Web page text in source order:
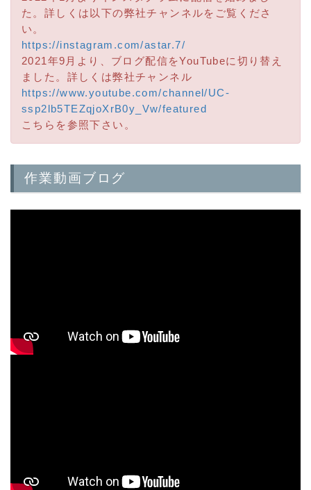
た。詳しくは以下の弊社チャンネルをご覧くださ
い。
https://instagram.com/astar.7/
2021年9月より、ブログ配信をYouTubeに切り替え
ました。詳しくは弊社チャンネル
https://www.youtube.com/channel/UC-
ssp2lb5TEZqjoXrB0y_Vw/featured
こちらを参照下さい。
作業動画ブログ